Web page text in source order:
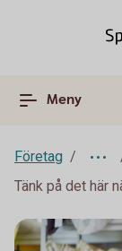
Meny
Företag
Tänk på det här